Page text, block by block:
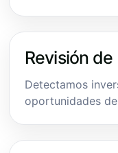
Revisión
Detectamos
oportunidades